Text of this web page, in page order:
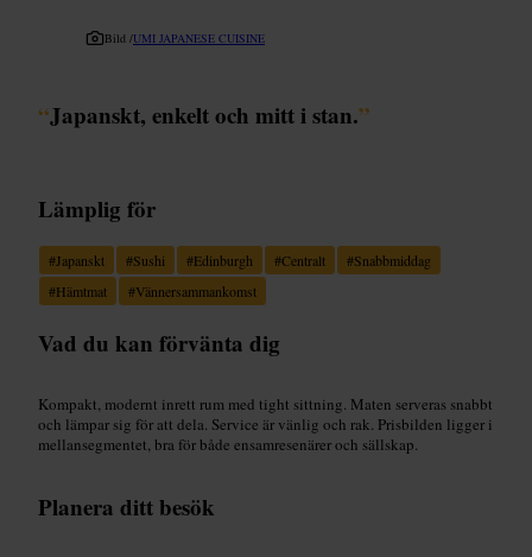
Bild /UMI JAPANESE CUISINE
“Japanskt, enkelt och mitt i stan.”
Lämplig för
#Japanskt #Sushi #Edinburgh #Centralt #Snabbmiddag
#Hämtmat #Vännersammankomst
Vad du kan förvänta dig
Kompakt, modernt inrett rum med tight sittning. Maten serveras snabbt
och lämpar sig för att dela. Service är vänlig och rak. Prisbilden ligger i
mellansegmentet, bra för både ensamresenärer och sällskap.
Planera ditt besök